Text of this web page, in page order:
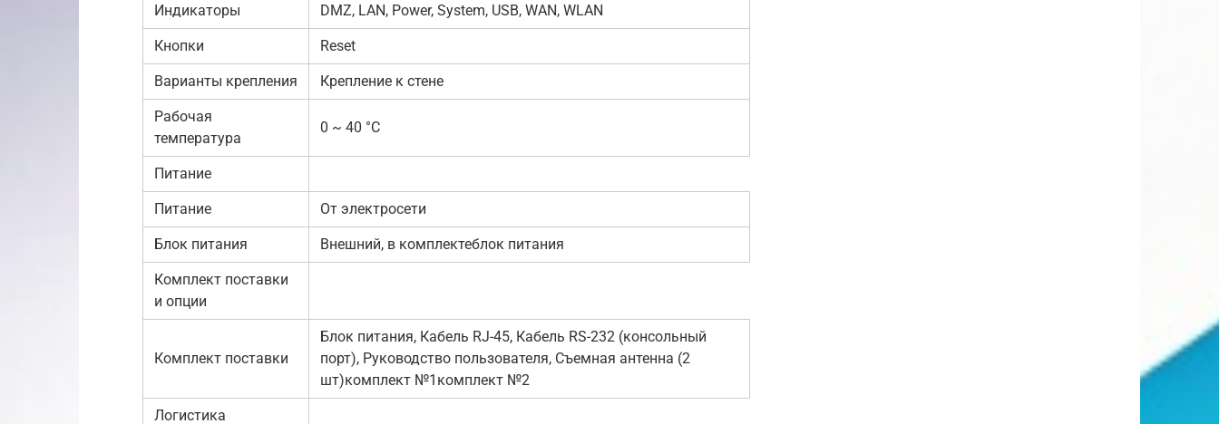
Индикаторы DMZ, LAN, Power, System, USB, WAN, WLAN
Кнопки Reset
Варианты крепления Крепление к стене
Рабочая
температура
0 ~ 40 °C
Питание
Питание От электросети
Блок питания Внешний, в комплектеблок питания
Комплект поставки
и опции
Комплект поставки
Блок питания, Кабель RJ-45, Кабель RS-232 (консольный
порт), Руководство пользователя, Съемная антенна (2
шт)комплект №1комплект №2
Логистика